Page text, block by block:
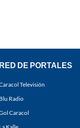
RED DE PORTALES
Televisión
Blu Radio
Caracol